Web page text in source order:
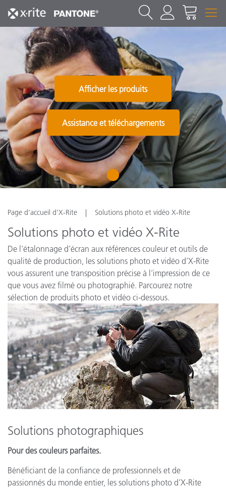
Afficher les produits
Assistance et téléchargements
1
Page d’accueil d’X-Rite Solutions photo et vidéo X-Rite
Solutions photo et vidéo X-Rite
De l’étalonnage d’écran aux références couleur et outils de
qualité de production, les solutions photo et vidéo d’X-Rite
vous assurent une transposition précise à l’impression de ce
que vous avez filmé ou photographié. Parcourez notre
sélection de produits photo et vidéo ci-dessous.
Solutions photographiques
Pour des couleurs parfaites.
Bénéficiant de la confiance de professionnels et de
passionnés du monde entier, les solutions photo d’X-Rite